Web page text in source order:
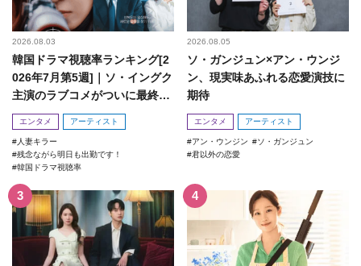
2026.08.03
韓国ドラマ視聴率ランキング[2
026年7月第5週]｜ソ・イングク
主演のラブコメがついに最終
回！
エンタメ アーティスト
人妻キラー
残念ながら明日も出勤です！
韓国ドラマ視聴率
2026.08.05
ソ・ガンジュン×アン・ウンジ
ン、現実味あふれる恋愛演技に
期待
エンタメ アーティスト
アン・ウンジン
ソ・ガンジュン
君以外の恋愛